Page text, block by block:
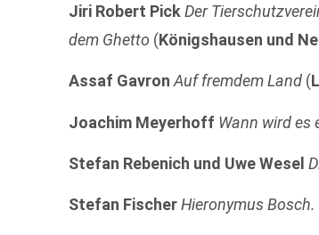
Jiri Robert Pick Der
dem Ghetto (Königshausen und
Assaf Gavron Auf fremdem Land (
Joachim Meyerhoff Wann wird es
Stefan Rebenich und Uwe Wesel
Stefan Fischer Hieronymus